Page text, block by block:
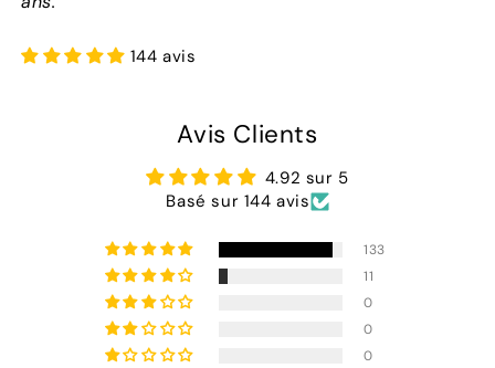
144 avis
Avis Clients
4.92 sur 5
Basé sur 144 avis
133
11
0
0
0